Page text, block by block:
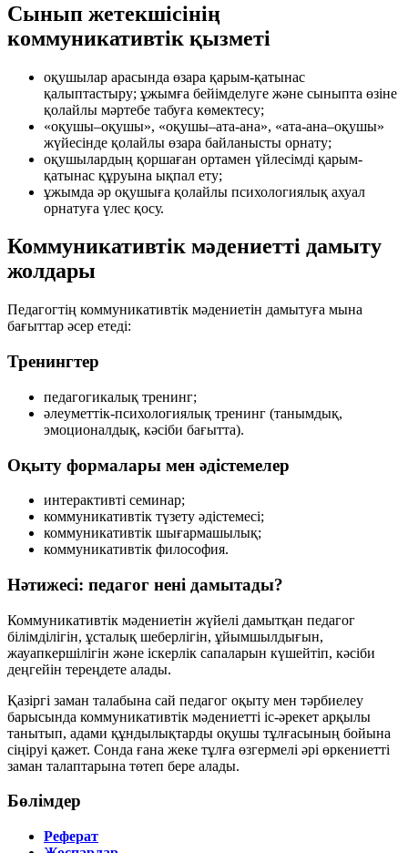
Сынып жетекшісінің
коммуникативтік қызметі
оқушылар арасында өзара қарым-қатынас
қалыптастыру; ұжымға бейімделуге және сыныпта өзіне
қолайлы мәртебе табуға көмектесу;
«оқушы–оқушы», «оқушы–ата-ана», «ата-ана–оқушы»
жүйесінде қолайлы өзара байланысты орнату;
оқушылардың қоршаған ортамен үйлесімді қарым-
қатынас құруына ықпал ету;
ұжымда әр оқушыға қолайлы психологиялық ахуал
орнатуға үлес қосу.
Коммуникативтік мәдениетті дамыту
жолдары
Педагогтің коммуникативтік мәдениетін дамытуға мына
бағыттар әсер етеді:
Тренингтер
педагогикалық тренинг;
әлеуметтік-психологиялық тренинг (танымдық,
эмоционалдық, кәсіби бағытта).
Оқыту формалары мен әдістемелер
интерактивті семинар;
коммуникативтік түзету әдістемесі;
коммуникативтік шығармашылық;
коммуникативтік философия.
Нәтижесі: педагог нені дамытады?
Коммуникативтік мәдениетін жүйелі дамытқан педагог
білімділігін, ұсталық шеберлігін, ұйымшылдығын,
жауапкершілігін және іскерлік сапаларын күшейтіп, кәсіби
деңгейін тереңдете алады.
Қазіргі заман талабына сай педагог оқыту мен тәрбиелеу
барысында коммуникативтік мәдениетті іс-әрекет арқылы
танытып, адами құндылықтарды оқушы тұлғасының бойына
сіңіруі қажет. Сонда ғана жеке тұлға өзгермелі әрі өркениетті
заман талаптарына төтеп бере алады.
Бөлімдер
Реферат